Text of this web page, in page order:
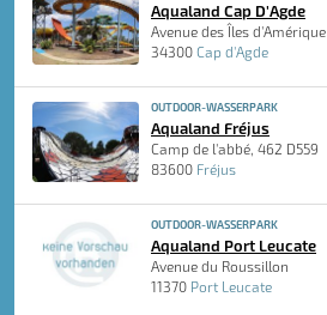
Aqualand Cap D'Agde
Avenue des Îles d'Amérique
34300 Cap d'Agde
OUTDOOR-WASSERPARK
Aqualand Fréjus
Camp de l'abbé, 462 D559
83600 Fréjus
OUTDOOR-WASSERPARK
Aqualand Port Leucate
Avenue du Roussillon
11370 Port Leucate